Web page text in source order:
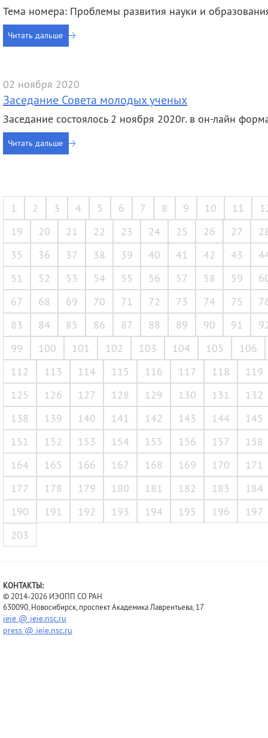
Тема номера: Проблемы развития науки и
Читать дальше
02 ноября 2020
Заседание Совета молодых ученых
Заседание состоялось 2 ноября 2020г. в он-лайн
Читать дальше
1 2 3 4 5 6 7 8 9 10 11
19
20 21 22 23 24 25 26 27
35
36 37 38 39 40 41 42 43
51
52 53 54 55 56 57 58 59
67
68 69 70 71 72 73 74 75
83
84 85 86 87 88 89 90 91
99
100 101 102 103 104 105
106
112
113 114 115 116 117 118
119
125
126 127 128 129 130 131
132
138
139 140 141 142 143 144
145
151
152 153 154 155 156 157
158
164
165 166 167 168 169 170
171
177
178 179 180 181 182 183
184
190
191 192 193 194 195 196
197
203
КОНТАКТЫ:
© 2014-2026 ИЭОПП СО РАН
630090, Новосибирск, проспект Академика Лаврентьева, 17
ieie @ ieie.nsc.ru
press @ ieie.nsc.ru